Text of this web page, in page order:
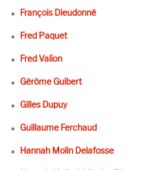
François Dieudonné
Fred Paquet
Fred Valion
Gérôme Guibert
Gilles Dupuy
Guillaume Ferchaud
Hannah Molin Delafosse